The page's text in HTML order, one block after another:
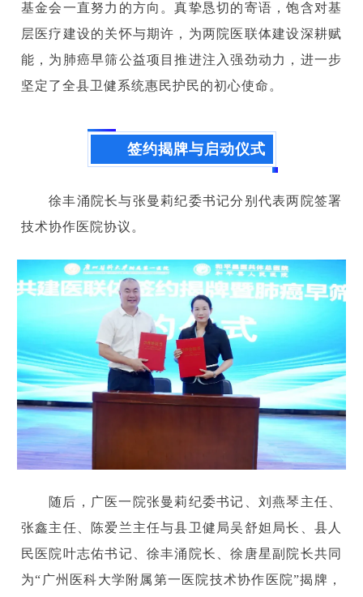
基金会一直努力的方向。真挚恳切的寄语，饱含对基
层医疗建设的关怀与期许，为两院医联体建设深耕赋
能，为肺癌早筛公益项目推进注入强劲动力，进一步
坚定了全县卫健系统惠民护民的初心使命。
签约揭牌与启动仪式
徐丰涌院长与张曼莉纪委书记分别代表两院签署
技术协作医院协议。
随后，广医一院张曼莉纪委书记、刘燕琴主任、
张鑫主任、陈爱兰主任与县卫健局吴舒妲局长、县人
民医院叶志佑书记、徐丰涌院长、徐唐星副院长共同
为“广州医科大学附属第一医院技术协作医院”揭牌，